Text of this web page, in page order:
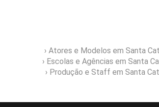
› Atores e Modelos em Santa
› Escolas e Agências em Santa
› Produção e Staff em Santa